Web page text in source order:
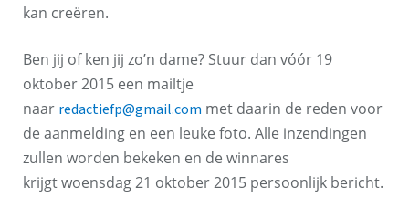
kan creëren.
Ben jij of ken jij zo’n dame? Stuur dan vóór 19
oktober 2015 een mailtje
naar redactiefp@gmail.com met daarin de reden voor
de aanmelding en een leuke foto. Alle inzendingen
zullen worden bekeken en de winnares
krijgt woensdag 21 oktober 2015 persoonlijk bericht.